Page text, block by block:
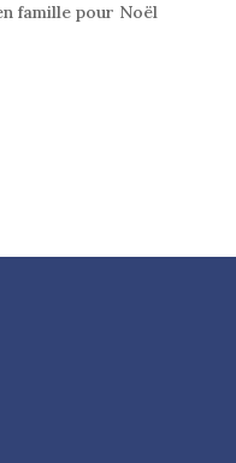
famille pour Noël